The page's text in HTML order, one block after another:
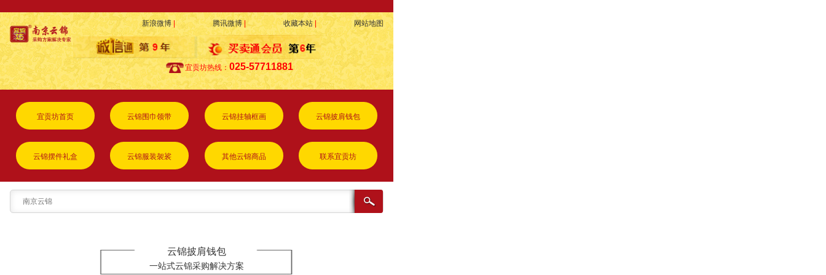
新浪微博 | 腾讯微博| 收藏本站| 网站地图
宜贡坊热线：025-57711881
宜贡坊首页 云锦围巾领带 云锦挂轴框画 云锦披肩钱包
云锦摆件礼盒 云锦服装袈裟 其他云锦商品 联系宜贡坊
云锦披肩钱包
一站式云锦采购解决方案